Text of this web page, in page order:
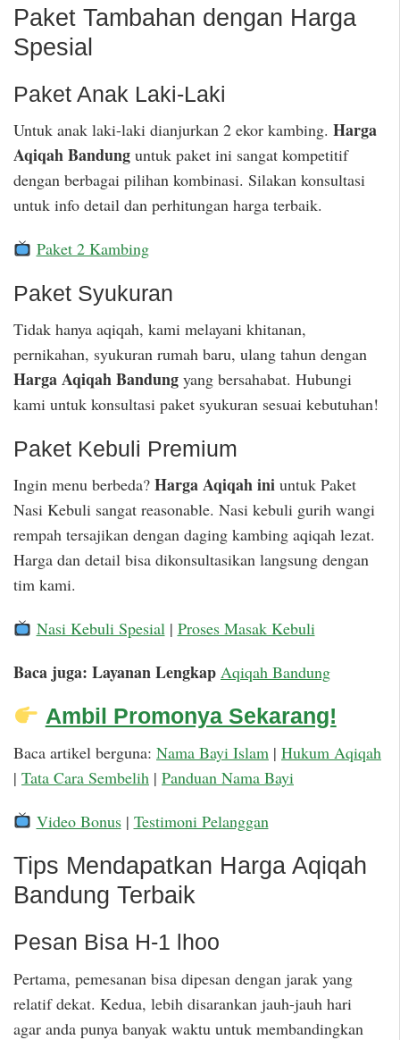
Paket Tambahan dengan Harga
Spesial
Paket Anak Laki-Laki
Untuk anak laki-laki dianjurkan 2 ekor kambing. Harga
Aqiqah Bandung untuk paket ini sangat kompetitif
dengan berbagai pilihan kombinasi. Silakan konsultasi
untuk info detail dan perhitungan harga terbaik.
Paket 2 Kambing
Paket Syukuran
Tidak hanya aqiqah, kami melayani khitanan,
pernikahan, syukuran rumah baru, ulang tahun dengan
Harga Aqiqah Bandung yang bersahabat. Hubungi
kami untuk konsultasi paket syukuran sesuai kebutuhan!
Paket Kebuli Premium
Ingin menu berbeda? Harga Aqiqah ini untuk Paket
Nasi Kebuli sangat reasonable. Nasi kebuli gurih wangi
rempah tersajikan dengan daging kambing aqiqah lezat.
Harga dan detail bisa dikonsultasikan langsung dengan
tim kami.
Nasi Kebuli Spesial| Proses Masak Kebuli
Baca juga: Layanan Lengkap Aqiqah Bandung
Ambil Promonya Sekarang!
Baca artikel berguna: Nama Bayi Islam | Hukum Aqiqah
| Tata Cara Sembelih | Panduan Nama Bayi
Video Bonus| Testimoni Pelanggan
Tips Mendapatkan Harga Aqiqah
Bandung Terbaik
Pesan Bisa H-1 lhoo
Pertama, pemesanan bisa dipesan dengan jarak yang
relatif dekat. Kedua, lebih disarankan jauh-jauh hari
agar anda punya banyak waktu untuk membandingkan